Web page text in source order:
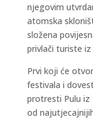
njegovim
atomska
složena
privlači turiste
Prvi koji će
festivala i
protresti Pulu iz
od